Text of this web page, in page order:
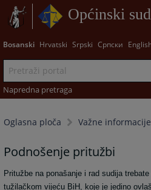
Općinski
Bosanski Hrvatski Srpski Српски
Napredna pretraga
Oglasna ploča Važne informacije
Podnošenje pritužbi
Pritužbe na ponašanje i rad sudija
tužilačkom vijeću BiH, koje je jedino